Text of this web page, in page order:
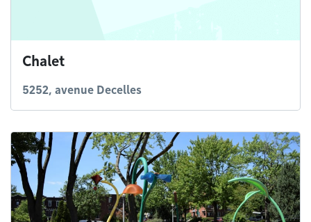
Chalet
5252, avenue Decelles